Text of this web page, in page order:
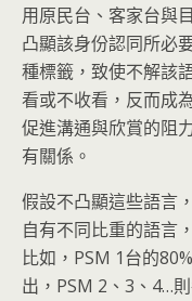
用原民台、客家台與
凸顯該身份認同所必
種標籤，致使不解該
看或不收看，反而成
促進溝通與欣賞的阻
有關係。
假設不凸顯這些語言
自有不同比重的語言
比如，PSM 1台的
出，PSM 2、3、4…